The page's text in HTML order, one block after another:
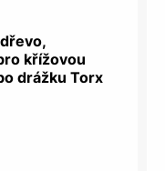
křížovou
drážku Torx